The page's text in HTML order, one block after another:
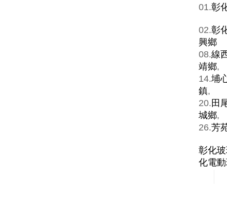
01.彰
02.彰
興鄉
08.線
靖鄉,
14.埔
鎮,
20. 田
城鄉,
26.芳
彰化
化電